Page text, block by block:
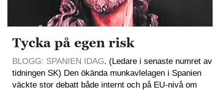
Tycka på egen risk
BLOGG: SPANIEN IDAG. (Ledare i senaste numret av
tidningen SK) Den ökända munkavlelagen i Spanien
väckte stor debatt både internt och på EU-nivå om